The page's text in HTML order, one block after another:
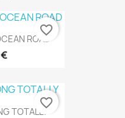
ROAD
favorite_border
TOTALLY
favorite_border